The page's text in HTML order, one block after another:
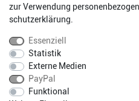
* Alle Preise inkl.
zur Verwendung
schutz­erklärung
Essenziell
Statistik
Externe Medien
PayPal
Funktional